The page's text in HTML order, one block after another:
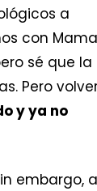
a
con Mama
sé que la
Pero
y ya no
embargo, a